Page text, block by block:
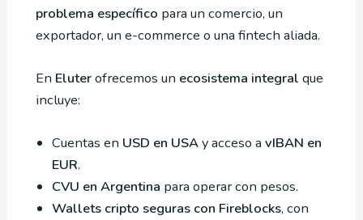
problema específico para un comercio, un
exportador, un e-commerce o una fintech aliada.
En Eluterofrecemos un ecosistema integral que
incluye:
Cuentas en USD en USAy acceso a vIBAN en
EUR.
CVU en Argentina para operar con pesos.
Wallets cripto seguras con Fireblocks, con